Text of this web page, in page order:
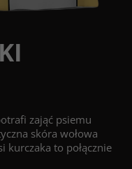
zająć psiemu
skóra wołowa
to połącznie